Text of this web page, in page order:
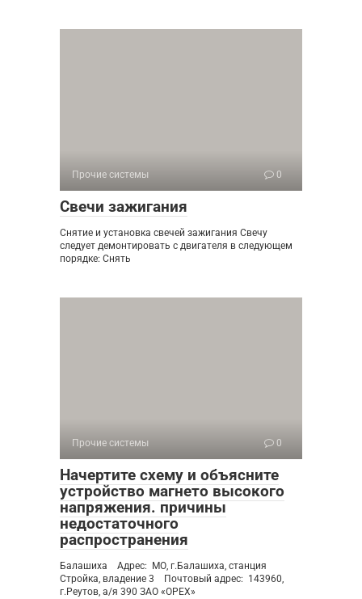
Прочие системы 0
Свечи зажигания
Снятие и установка свечей зажигания Свечу
следует демонтировать с двигателя в следующем
порядке: Снять
Прочие системы 0
Начертите схему и объясните
устройство магнето высокого
напряжения. причины
недостаточного
распространения
Балашиха Адрес: МО, г.Балашиха, станция
Стройка, владение 3 Почтовый адрес: 143960,
г.Реутов, а/я 390 ЗАО «ОРЕХ»